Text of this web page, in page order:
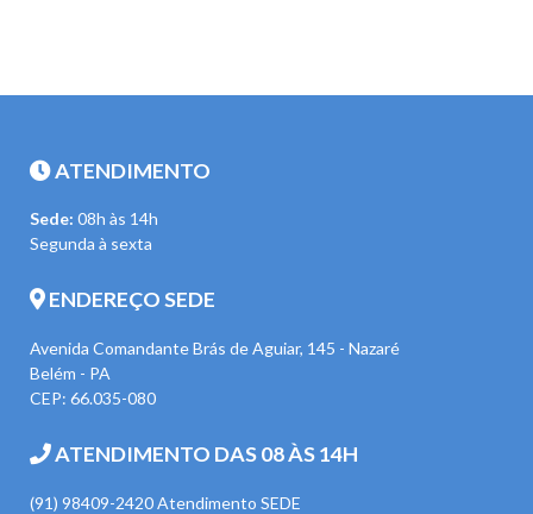
ATENDIMENTO
Sede: 08h às 14h
Segunda à sexta
ENDEREÇO SEDE
Avenida Comandante Brás de Aguiar, 145 - Nazaré
Belém - PA
CEP: 66.035-080
ATENDIMENTO DAS 08 ÀS 14H
(91) 98409-2420 Atendimento SEDE